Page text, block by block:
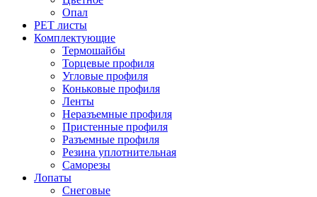
Опал
PET листы
Комплектующие
Термошайбы
Торцевые профиля
Угловые профиля
Коньковые профиля
Ленты
Неразъемные профиля
Пристенные профиля
Разъемные профиля
Резина уплотнительная
Саморезы
Лопаты
Снеговые